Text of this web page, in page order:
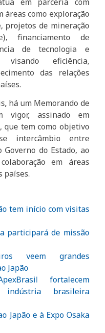
como exploração
projetos de mineração
financiamento de
de tecnologia e
visando eficiência,
das relações
há um Memorando de
vigor, assinado em
que tem como objetivo
intercâmbio entre
do Estado, ao
em áreas
países.
tem início com visitas
participará de missão
veem grandes
Japão
fortalecem
indústria brasileira
Japão e à Expo Osaka